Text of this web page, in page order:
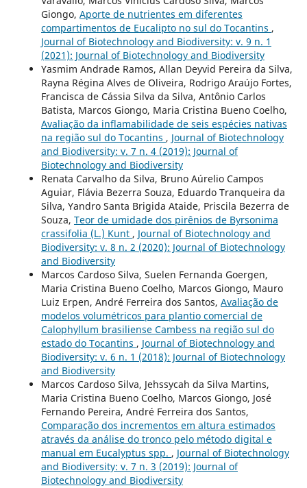
Giongo, Aporte de nutrientes em diferentes
compartimentos de Eucalipto no sul do Tocantins ,
Journal of Biotechnology and Biodiversity: v. 9 n. 1
(2021): Journal of Biotechnology and Biodiversity
Yasmim Andrade Ramos, Allan Deyvid Pereira da Silva,
Rayna Régina Alves de Oliveira, Rodrigo Araújo Fortes,
Francisca de Cássia Silva da Silva, Antônio Carlos
Batista, Marcos Giongo, Maria Cristina Bueno Coelho,
Avaliação da inflamabilidade de seis espécies nativas
na região sul do Tocantins , Journal of Biotechnology
and Biodiversity: v. 7 n. 4 (2019): Journal of
Biotechnology and Biodiversity
Renata Carvalho da Silva, Bruno Aúrelio Campos
Aguiar, Flávia Bezerra Souza, Eduardo Tranqueira da
Silva, Yandro Santa Brigida Ataide, Priscila Bezerra de
Souza, Teor de umidade dos pirênios de Byrsonima
crassifolia (L.) Kunt , Journal of Biotechnology and
Biodiversity: v. 8 n. 2 (2020): Journal of Biotechnology
and Biodiversity
Marcos Cardoso Silva, Suelen Fernanda Goergen,
Maria Cristina Bueno Coelho, Marcos Giongo, Mauro
Luiz Erpen, André Ferreira dos Santos, Avaliação de
modelos volumétricos para plantio comercial de
Calophyllum brasiliense Cambess na região sul do
estado do Tocantins , Journal of Biotechnology and
Biodiversity: v. 6 n. 1 (2018): Journal of Biotechnology
and Biodiversity
Marcos Cardoso Silva, Jehssycah da Silva Martins,
Maria Cristina Bueno Coelho, Marcos Giongo, José
Fernando Pereira, André Ferreira dos Santos,
Comparação dos incrementos em altura estimados
através da análise do tronco pelo método digital e
manual em Eucalyptus spp. , Journal of Biotechnology
and Biodiversity: v. 7 n. 3 (2019): Journal of
Biotechnology and Biodiversity